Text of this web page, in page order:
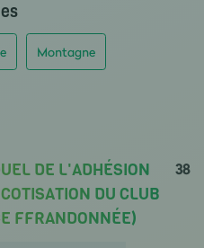
Montagne
DE L'ADHÉSION
DU CLUB
FFRANDONNÉE)
38